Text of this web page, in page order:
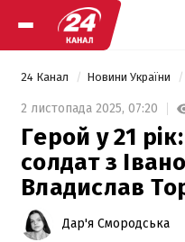
24 Канал Новини України
2 листопада 2025, 07:20
Герой у 21
солдат з
Владислав
Дар'я Смородська